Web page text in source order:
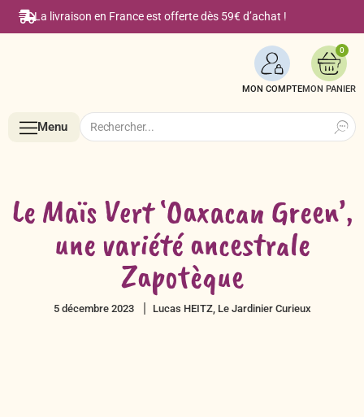
La livraison en France est offerte dès 59€ d’achat !
MON COMPTE
0
Menu
Accueil
Boutique en ligne
Semences BIO de A à Z
Search
for:
Le Maïs Vert ‘Oaxacan Green’,
une variété ancestrale
Zapotèque
5 décembre 2023 Lucas HEITZ, Le Jardinier Curieux